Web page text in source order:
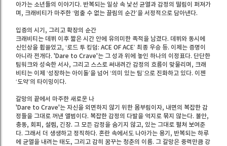
아가는 소년들의 이야기다. 반복되는 일상 속 낯선 균열과 감정의 떨림이 퍼져가
며, 크래비티가 마주한 ‘멈출 수 없는 끌림의 순간’을 서정적으로 담아낸다.
입증의 시기, 그리고 확장의 순간
크래비티는 데뷔 이후 짧은 시간 안에 유의미한 족적을 남겼다. 데뷔와 동시에
신인상을 휩쓸었고, ‘로드 투 킹덤: ACE OF ACE’ 최종 우승 등. 이제는 증명이
아니라 전개다. 'Dare to Crave'는 그 성과 위에 놓인 하나의 이정표다. 단단한
팀워크와 성숙한 서사, 그리고 스스로 써내려간 감정의 흐름이 맞물리며, 크래
비티는 이제 ‘성장하는 아이돌’을 넘어 ‘의미 있는 팀’으로 진화하고 있다. 이젠
‘도약’의 타이밍이다.
갈망의 끝에서 마주한 새로운 나
'Dare to Crave'는 자신을 외면하지 않기 위한 몸부림이자, 내면의 복잡한 감
정들을 그대로 꺼낸 앨범이다. 복잡한 감정의 다발을 억지로 묶지 않는다. 불안,
충동, 회피, 설렘, 긴장. 그 모든 감정을 숨기지 않고, 있는 그대로 펼쳐 보여준
다. 그래서 더 생생하고 정직하다. 혼란 속에서도 나아가는 용기, 반복되는 하루
에 균열을 내려는 태도, 그리고 감히 꿈꾸는 청춘의 이름. 그 갈망은 중력만큼 강